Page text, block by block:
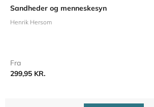
Sandheder og menneskesyn
Henrik Hersom
Fra
299,95 KR.